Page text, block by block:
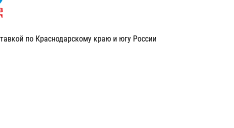
по Краснодарскому краю и югу России